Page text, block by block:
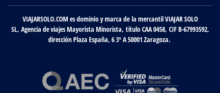
VIAJARSOLO.COM es dominio y marca de la mercantil VIAJAR SOLO
SL, Agencia de viajes Mayorista Minorista, título CAA 0458, CIF B-67993592,
dirección Plaza España, 6 3º A 50001 Zaragoza.